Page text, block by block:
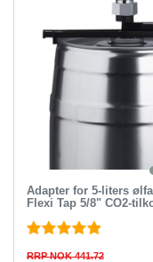
Adapter for 5-liters
Flexi Tap 5/8" CO2-
RRP NOK 441.72